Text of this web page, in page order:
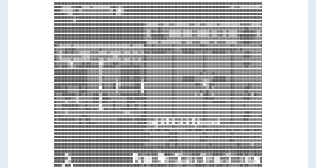
████████████████████████████████████████████████████████████████████████████████████████████████████████████████████████████████████████████████████
██████▒▒▒▒▒▒▓▓▓▓████▒▒▒▒▒▒▓▓▒▒▒▒▒▒▒▒▒▒▒▒▓▓██▓▓▒▒▓▓██████████████████████████████████████████████████████████████████████████▓▓▒▒▓▓▓▓▒▒▒▒▒▒▒▒▒▒▒▒▒▒▓▓
████▓▓▒▒▒▒▒▒▒▒▓▓██▒▒▓▓▓▓▓▓▓▓▓▓▓▓▓▓▓▓▓▓▓▓▒▒██▒▒░░▒▒██████████████████████████████████████████████████████████████████████████████████████████████████
████████▓▓▒▒▒▒████▓▓▓▓▓▓▓▓▓▓▓▓▓▓▓▓▓▓▓▓▓▓▓▓██▒▒▒▒▓▓██████████████████████████████████████████████████████████████████████████████████████████████████
██████████████▓▓████████████████████████████████████████████████████████████████████████████████████████████████████████████████████████████████████
██████████████▒▒████████████████████████████████████████████████████████████████████████████████████████████████████████████████████████████████████
████████████████████████████████████████████████████████████████▓▓▒▒▒▒▒▒▒▒▓▓▓▓▒▒▒▒▓▓▓▓▒▒▒▒▒▒▒▒▒▒▓▓▓▓▒▒▒▒▓▓▓▓▒▒▒▒▒▒▒▒▓▓▒▒▒▒▒▒▒▒▒▒▒▒▒▒▓▓▓▓▓▓▓▓▒▒▒▒▒▒▓▓
████████████████████████████████████████████████████████████████▓▓▓▓▓▓▓▓▓▓██▓▓▓▓▓▓▓▓▓▓▓▓▓▓▓▓▓▓▓▓▓▓▓▓▓▓▓▓▓▓▓▓▓▓▓▓▓▓▓▓▓▓▓▓▓▓▓▓▓▓▓▓▓▓▓▓▓▓▓▓██▓▓▓▓▓▓▓▓▓▓
████████████████████████████████████████████████████████████████▓▓▒▒▓▓██▓▓██▓▓▓▓▓▓▒▒▒▒▒▒▒▒▓▓▒▒▒▒▒▒▓▓▓▓▒▒▒▒▒▒▒▒▓▓▒▒▒▒▓▓▓▓▒▒▓▓▒▒▒▒▒▒▓▓▓▓████████▓▓▒▒▓▓
████████████████████████████████████████████████████████████████▓▓▒▒▓▓████████▓▓▓▓▒▒▒▒▒▒▒▒▓▓▒▒▒▒▒▒▓▓▓▓▒▒▒▒▒▒▒▒▓▓▒▒▒▒▓▓▓▓▒▒▓▓▒▒▒▒▒▒▓▓██████████▓▓▒▒▓▓
████████████████████████████████████████████████████████████████▓▓▓▓▓▓██████████▓▓▓▓▓▓▓▓▓▓▓▓▓▓▓▓▓▓▓▓▓▓▓▓▓▓▓▓▓▓▓▓▓▓▓▓▓▓▓▓▓▓▓▓▓▓▓▓▓▓▓▓██████████▓▓▓▓▓▓
██████████████████████████████████████████████████████████████████▒▒▒▒▒▒▒▒▓▓▒▒▒▒▒▒▒▒▒▒▒▒▒▒▓▓▓▓▒▒▒▒▓▓▓▓▓▓▒▒▒▒▒▒▓▓▓▓▒▒▓▓▓▓▓▓▒▒▒▒▒▒▒▒▓▓▓▓██████▓▓▓▓▓▓▓▓
██▓▓▒▒▒▒▒▒▒▒▓▓▒▒▒▒▒▒▒▒▒▒▒▒▒▒▒▒▒▒▒▒▒▒▒▒▒▒▒▒▒▒▒▒▒▒▒▒▒▒▒▒▓▓▒▒▒▒▒▒▒▒██▓▓▓▓██▓▓▓▓▓▓▓▓▓▓▓▓██▓▓▓▓▓▓▓▓▓▓▓▓▓▓▓▓▓▓████▓▓▓▓▓▓▓▓▓▓▓▓▓▓▓▓▓▓██▓▓▓▓▓▓▓▓▓▓▓▓▓▓▓▓▓▓██
██▓▓▓▓▓▓████████▓▓▓▓▓▓▓▓▓▓▓▓▓▓▓▓██▓▓▓▓▓▓▓▓▓▓▓▓▓▓▓▓▓▓▓▓▓▓▓▓▓▓▓▓▓▓██████████████████████▓▓▓▓████████████████████████████████████████▓▓██▓▓▓▓▓▓▓▓▓▓▓▓▓▓
██▓▓▒▒▓▓██▓▓██▓▓▓▓▒▒▒▒▒▒▒▒▓▓▓▓▓▓▒▒▒▒▒▒▓▓▒▒▒▒▒▒▒▒▓▓▒▒▒▒▓▓▒▒▒▒▓▓▒▒████▓▓██████████▓▓▓▓██▓▓▓▓▓▓████████▓▓▓▓▓▓██▓▓▓▓██████████▓▓▓▓██▓▓▓▓▓▓▓▓████▓▓▓▓▓▓▓▓
██▓▓▒▒▓▓▓▓▓▓▓▓▓▓▓▓▓▓▒▒▒▒▒▒▓▓▓▓▓▓▓▓▓▓▓▓▓▓▓▓▒▒▒▒▓▓▓▓▓▓▓▓▓▓▓▓▓▓▓▓▓▓██▓▓▓▓▓▓▓▓▓▓▓▓▓▓▓▓▓▓██▓▓▓▓▓▓▓▓▓▓▓▓▓▓▓▓▓▓▓▓██▓▓▓▓▓▓▓▓▓▓▓▓▓▓▓▓▓▓██▓▓▓▓▓▓██████▓▓▓▓▓▓▓▓
██▓▓▒▒▒▒▒▒▒▒▓▓▒▒▒▒▒▒▒▒▒▒▒▒▓▓▓▓▓▓▒▒▒▒▓▓▒▒▒▒▒▒▒▒▒▒▓▓▒▒▒▒▓▓▒▒▓▓▒▒▓▓██▓▓▓▓▓▓▓▓▓▓▓▓▓▓▓▓▓▓██▓▓▓▓▓▓▓▓▓▓▓▓▓▓▓▓▓▓▓▓██▓▓▓▓▓▓▓▓▓▓▓▓▓▓▓▓▓▓██▓▓▓▓▓▓▓▓▓▓▓▓▓▓▓▓▓▓▓▓
██▓▓▓▓▓▓▓▓▒▒░░▓▓▓▓▓▓██▓▓██▓▓▓▓▓▓░░▒▒▓▓▓▓▓▓████▓▓▓▓▓▓▓▓██▓▓▓▓▓▓▓▓██▓▓▓▓▓▓▓▓▓▓▓▓▓▓▓▓▓▓██▓▓▓▓▓▓▓▓▓▓▓▓▓▓▓▓▓▓▓▓██▓▓▓▓▓▓▓▓▓▓▓▓▓▓▓▓▓▓██▓▓▓▓▓▓██████▓▓▓▓▓▓▓▓
████▓▓████▓▓▒▒▓▓████████████████▒▒▓▓████████▓▓▓▓██████████████▓▓██▓▓▓▓▓▓▓▓▓▓▓▓▓▓▓▓▓▓██▓▓▓▓▓▓▓▓▓▓▓▓▓▓▓▓▓▓▓▓██▓▓▓▓▓▓▓▓▓▓▓▓▓▓▓▓▓▓██▓▓▓▓▓▓▓▓██▓▓▓▓▓▓▓▓▓▓
████████████████████████▓▓▓▓▓▓▓▓▒▒▓▓▓▓▓▓▓▓▓▓▓▓▓▓██████████████▓▓██▓▓▓▓▓▓▓▓▓▓▓▓▓▓▓▓▓▓██▓▓▓▓▓▓▓▓▓▓▓▓▓▓▓▓▓▓▓▓██▓▓▓▓▓▓▓▓▓▓▓▓▓▓▓▓▓▓██▓▓▓▓▓▓▓▓▓▓▓▓▓▓▓▓▓▓▓▓
████████████████████████▓▓▓▓▓▓▓▓▒▒▓▓▓▓▓▓▓▓▓▓▓▓▓▓██████████████▓▓██▓▓▓▓▓▓▓▓▓▓▓▓▓▓▓▓▓▓██▓▓▓▓▓▓▓▓▓▓▓▓▓▓▓▓▓▓██▓▓▓▓▓▓██▓▓▓▓▓▓▓▓▓▓▓▓██▓▓▓▓▓▓▓▓▓▓▓▓▓▓▓▓▓▓▓▓
████████████████████████▓▓▓▓▓▓▓▓▒▒██▓▓▓▓▓▓▓▓▓▓▓▓██████▓▓██████▓▓██▓▓▓▓▓▓▓▓▓▓▓▓▓▓▓▓▓▓██▓▓▓▓▓▓████████▓▓▓▓▓▓▓▓▓▓▓▓▓▓████████▓▓▓▓██▓▓▓▓▓▓▓▓▓▓▓▓▓▓▓▓▓▓▓▓
████████████████████████▓▓▓▓▓▓▓▓▒▒▓▓▓▓▓▓▓▓▓▓▒▒▓▓██████████████▒▒██▓▓▓▓▓▓▓▓▓▓▓▓▓▓▓▓▓▓██▓▓▓▓▓▓████████▓▓▓▓▓▓▒▒▒▒▓▓██████████▓▓▓▓██▓▓▓▓▓▓▓▓▓▓▓▓▓▓▓▓▓▓▓▓
████████████████████████▓▓▓▓▓▓▓▓▒▒██▓▓▓▓▓▓██░░▒▒▓▓▓▓▓▓▓▓▓▓████  ▓▓▓▓▓▓▓▓▓▓▓▓▓▓▓▓▓▓▓▓██▓▓▓▓▓▓▓▓▓▓▓▓▓▓████▓▓░░▒▒████▓▓▓▓▓▓▓▓▓▓▓▓██▓▓▓▓▓▓▓▓▓▓██▓▓▓▓▓▓▓▓
██████▓▓██▓▓▓▓▓▓▓▓██▓▓██▓▓▓▓▓▓▓▓  ██▓▓▓▓▓▓██░░▓▓██████████████  ▓▓▓▓▓▓▓▓▓▓▓▓▓▓▓▓▓▓▓▓██▓▓▓▓▓▓▓▓▓▓▓▓▓▓▓▓▓▓▓▓▓▓▒▒██▒▒▓▓▓▓▓▓▓▓▓▓▓▓██▓▓▓▓▓▓▓▓████▓▓▓▓▓▓▓▓
██████████▓▓▓▓▓▓▓▓██████▓▓▓▓▓▓▓▓▓▓▓▓▓▓▓▓▓▓▓▓▒▒▓▓▓▓▓▓▓▓▓▓▓▓▓▓██░░██▓▓▓▓▓▓▓▓▓▓▓▓▓▓▓▓▓▓██▓▓▓▓▓▓▓▓▓▓▓▓▓▓▓▓▓▓██▓▓██▓▓▓▓▓▓▓▓▓▓▓▓▓▓▓▓██▓▓▓▓▓▓▓▓██▓▓▓▓▓▓▓▓▓▓
██▓▓▓▓██████████▓▓██▓▓██▓▓▓▓████▒▒████▓▓▓▓▓▓▓▓▓▓██████████████▓▓██▓▓▓▓▓▓▓▓▓▓▓▓▓▓▓▓▓▓██▓▓▓▓▓▓▓▓▓▓▓▓▓▓▒▒▓▓▒▒████▓▓▒▒▓▓▓▓▓▓▓▓▓▓▓▓██▓▓▓▓▓▓▓▓▓▓██▒▒██▓▓▓▓
██▓▓▓▓▓▓████▓▓▓▓▒▒▓▓▓▓▓▓▓▓▓▓████░░██████▓▓▓▓▓▓▓▓▓▓▓▓████▓▓████████▓▓▓▓▓▓▓▓▓▓▓▓▓▓▓▓▓▓██▓▓▓▓▓▓▓▓▓▓▓▓▓▓▓▓▓▓▓▓████████▓▓▓▓▓▓▓▓▓▓▓▓██▓▓▓▓▓▓██████▓▓▓▓▓▓▓▓
██▓▓▓▓▓▓▒▒▓▓▓▓▓▓▒▒▓▓▓▓██▓▓▓▓████▒▒████▓▓▓▓██▓▓▓▓▓▓▓▓██████▓▓▓▓▓▓██▓▓▓▓▓▓▓▓▓▓▓▓▓▓▓▓▓▓██▓▓▓▓▓▓▓▓▓▓▓▓▓▓▓▓▓▓▓▓██▓▓▓▓██████████▓▓▓▓██▓▓▓▓▓▓▓▓▓▓▓▓▓▓▓▓▓▓▓▓
██▓▓▓▓████████████▓▓▓▓██▓▓▓▓▓▓▓▓░░▓▓▓▓▓▓▓▓██▓▓▓▓▓▓▓▓██▓▓▓▓██▓▓▓▓██▓▓▓▓▓▓▓▓▓▓▓▓▓▓▓▓▓▓██▓▓▓▓▓▓▓▓▓▓▓▓▓▓▓▓▓▓▓▓██▓▓▓▓▓▓▓▓▓▓▓▓▓▓▓▓▓▓██▓▓▓▓▓▓██▓▓▓▓▓▓▓▓▓▓▓▓
██▓▓▓▓██▓▓████████▓▓▓▓████▓▓██▓▓░░▒▒██▓▓▓▓██▓▓▓▓████████████▓▓▓▓██▓▓▓▓▓▓▓▓▓▓▓▓▓▓▓▓▓▓██▓▓▓▓▓▓▓▓▓▓▓▓▓▓▓▓▓▓▓▓██▓▓▓▓▓▓▓▓▓▓▓▓▓▓▓▓▓▓██▓▓▓▓▓▓▓▓▓▓▓▓▓▓▓▓▓▓▓▓
██▓▓▓▓▓▓▒▒▓▓▓▓▓▓▓▓▓▓▓▓▓▓▓▓▓▓▓▓▓▓▓▓▓▓▓▓▓▓▓▓▓▓▓▓▓▓▓▓▒▒▒▒▓▓▓▓▓▓▓▓▓▓██▓▓▓▓▓▓▓▓▓▓▓▓▓▓▓▓▓▓██▓▓▓▓▓▓▓▓▓▓▓▓▓▓▓▓▓▓▓▓██▓▓▓▓▓▓▓▓▓▓▓▓▓▓▓▓▓▓██▓▓▓▓▓▓▓▓████▓▓▓▓▓▓▓▓
██▓▓██▓▓▓▓▓▓▓▓▓▓▓▓▓▓████▓▓▓▓▓▓▓▓▓▓▓▓▓▓▓▓▓▓▓▓▓▓▓▓▓▓▓▓▓▓▓▓▓▓▓▓▓▓████▓▓▓▓▓▓▓▓▓▓▓▓▓▓▓▓▓▓██▓▓▓▓▓▓▓▓▓▓▓▓▓▓▓▓▓▓▓▓██▓▓▓▓▓▓▓▓▓▓▓▓▓▓▓▓▓▓██▓▓▓▓▓▓██████▓▓▓▓▓▓██
██▓▓████████████▓▓██▓▓████▓▓▓▓▓▓▓▓▓▓▓▓▓▓▓▓▓▓▓▓██████████▓▓████████▓▓▓▓▓▓▒▒▓▓▒▒▓▓░░▓▓▒▒▓▓▓▓▒▒▓▓▒▒▓▓░░▓▓▒▒▓▓██▓▓▓▓▓▓▓▓▒▒▓▓▓▓▓▓▓▓██▓▓▓▓▓▓████▓▓▓▓▓▓▓▓▓▓
██▓▓▓▓▓▓▓▓▓▓▓▓▓▓▓▓██▓▓▓▓██████▓▓▓▓▓▓▓▓▓▓▓▓▓▓▓▓▓▓▓▓▓▓▓▓▓▓▓▓▓▓██▓▓██▒▒▒▒░░░░▓▓░░▓▓░░▓▓░░▓▓▒▒░░▓▓░░▓▓░░▓▓░░▒▒▒▒▒▒▒▒░░▒▒░░▓▓▓▓▓▓▓▓██▓▓▓▓▓▓▓▓▓▓▓▓▓▓▓▓▓▓▓▓
██████████████████████████████████████████████████████████████████▓▓▓▓▓▓▒▒▓▓▓▓▓▓▓▓▓▓██▓▓▓▓▓▓▓▓▓▓▓▓▓▓▒▒▓▓▓▓██▓▓▓▓▓▓▓▓▓▓▓▓▓▓▓▓▓▓▓▓▓▓▓▓▓▓▓▓▓▓▓▓▓▓▓▓▓▓▓▓
████████████████████████████████████████████████████████████████▓▓▓▓██▓▓████▓▓████▓▓▓▓▓▓▓▓▓▓▓▓████▓▓██████▓▓████▓▓████▓▓▓▓████▓▓████▓▓▓▓████▓▓████▓▓
████████████████████████████████████████████████████████████████████▓▓▓▓▓▓▓▓▓▓▓▓▓▓██████▓▓▓▓▓▓▓▓▓▓▓▓▓▓▓▓▓▓██▓▓▓▓▓▓▓▓▓▓▓▓▓▓▓▓▓▓██▓▓▓▓▓▓▓▓▓▓▓▓▓▓▓▓▓▓▓▓
████████████████████████████████████████████████████████████████████████████████████████▓▓▓▓▓▓▓▓▓▓▓▓▓▓▓▓██████████████████████████████████████████▓▓
████████████████████████████████████████████████████████████████████▓▓▓▓▓▓▓▓▓▓▓▓▓▓██████▓▓▓▓▓▓▓▓▓▓▓▓▓▓▓▓████▓▓▓▓▓▓▓▓▓▓▓▓▓▓▓▓████▓▓▓▓▓▓▓▓▓▓▓▓▓▓▓▓▓▓▓▓
████████████████████████████████████████████████████████████████▓▓▓▓▓▓▓▓▓▓▓▓▓▓▓▓██▓▓▓▓██▓▓▓▓▓▓▓▓▓▓▓▓▓▓▓▓▓▓▓▓▓▓██▓▓▓▓▓▓▓▓▓▓▓▓▓▓▓▓▓▓██▓▓▓▓▓▓▓▓▒▒▓▓▓▓▓▓
████████████████████████████████████████████████████████████████████████████████████████████████████████████████████████████████████████████████████
██████████████████████████████████████████████████████████████████████████▓▓██████████████▓▓████████████████████████████████▓▓██████████████████████
████████░░▓▓████████████████████████████████████████████  ░░██▓▓▓▓██▓▓████░░░░██████▓▓░░▒▒▒▒▓▓▓▓▓▓██████▒▒▒▒▓▓▓▓████████▓▓▒▒▒▒▓▓▓▓████▓▓██▓▓▓▓██████
████████▓▓░░████████████████████████████████████████████  ░░▒▒▓▓░░░░░░▓▓▓▓    ░░▒▒▓▓▓▓▓▓  ▓▓▓▓▒▒▒▒▓▓▒▒▓▓▓▓  ▒▒▒▒▓▓░░░░▓▓▓▓▓▓░░▓▓▓▓▓▓▒▒▓▓░░▒▒▓▓  ░░██
████████░░▒▒████████████████████████████████████████████  ▓▓░░▓▓░░░░░░▓▓▓▓▒▒  ▒▒▒▒▓▓▓▓▒▒░░▒▒▒▒░░▒▒▓▓░░▓▓▓▓░░▒▒▓▓▓▓░░░░▒▒▓▓▒▒░░▓▓▓▓▓▓▒▒▓▓░░▒▒▒▒░░  ██